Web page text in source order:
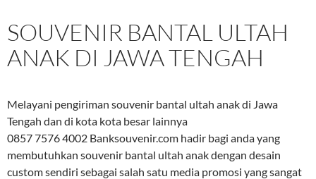
SOUVENIR BANTAL ULTAH
ANAK DI JAWA TENGAH
Melayani pengiriman souvenir bantal ultah anak di Jawa
Tengah dan di kota kota besar lainnya
0857 7576 4002 Banksouvenir.com hadir bagi anda yang
membutuhkan souvenir bantal ultah anak dengan desain
custom sendiri sebagai salah satu media promosi yang sangat